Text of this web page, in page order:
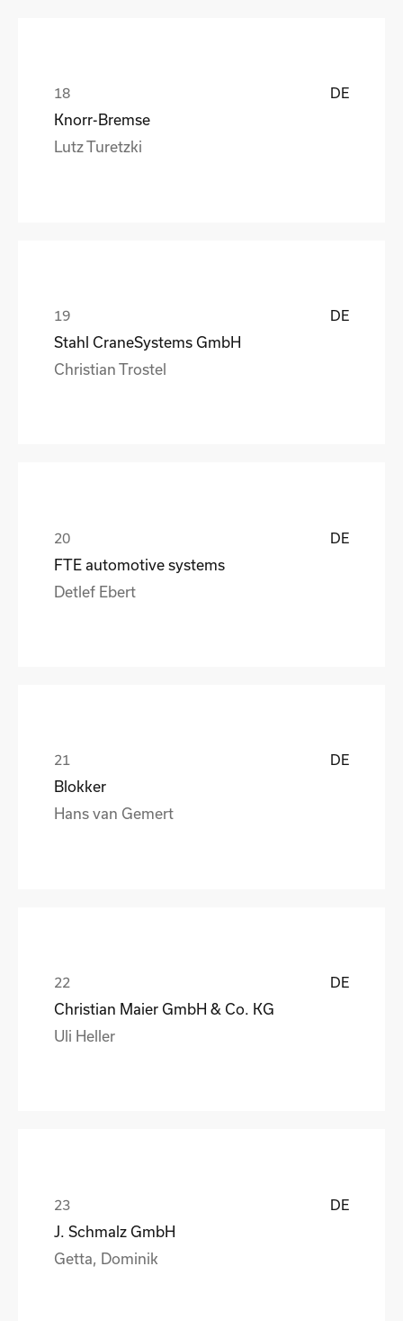
DE
Knorr-Bremse
Lutz Turetzki
DE
Stahl CraneSystems GmbH
Christian Trostel
DE
FTE automotive systems
Detlef Ebert
DE
Blokker
Hans van Gemert
DE
Christian Maier GmbH & Co. KG
Uli Heller
DE
J. Schmalz GmbH
Getta, Dominik